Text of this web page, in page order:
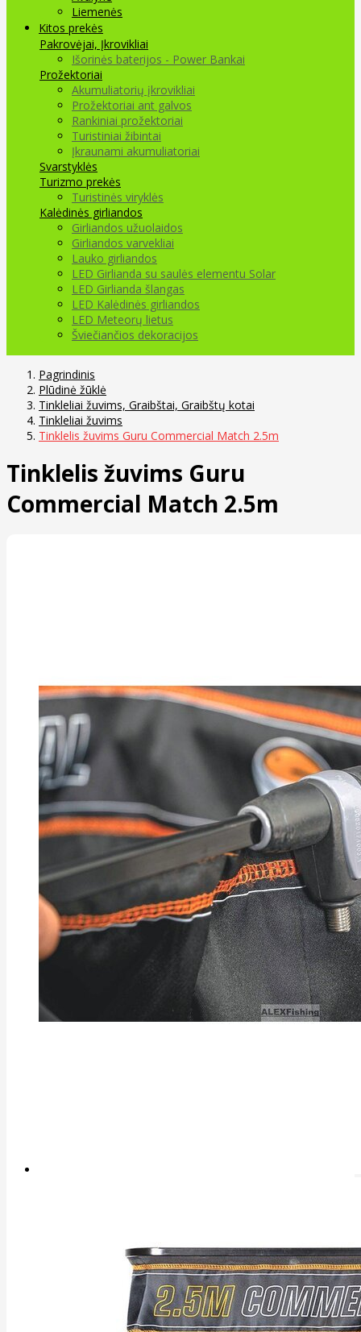
Liemenės
Kitos prekės
Pakrovėjai, Įkrovikliai
Išorinės baterijos - Power Bankai
Prožektoriai
Akumuliatorių įkrovikliai
Prožektoriai ant galvos
Rankiniai prožektoriai
Turistiniai žibintai
Įkraunami akumuliatoriai
Svarstyklės
Turizmo prekės
Turistinės viryklės
Kalėdinės girliandos
Girliandos užuolaidos
Girliandos varvekliai
Lauko girliandos
LED Girlianda su saulės elementu Solar
LED Girlianda šlangas
LED Kalėdinės girliandos
LED Meteorų lietus
Šviečiančios dekoracijos
Pagrindinis
Plūdinė žūklė
Tinkleliai žuvims, Graibštai, Graibštų kotai
Tinkleliai žuvims
Tinklelis žuvims Guru Commercial Match 2.5m
Tinklelis žuvims Guru
Commercial Match 2.5m